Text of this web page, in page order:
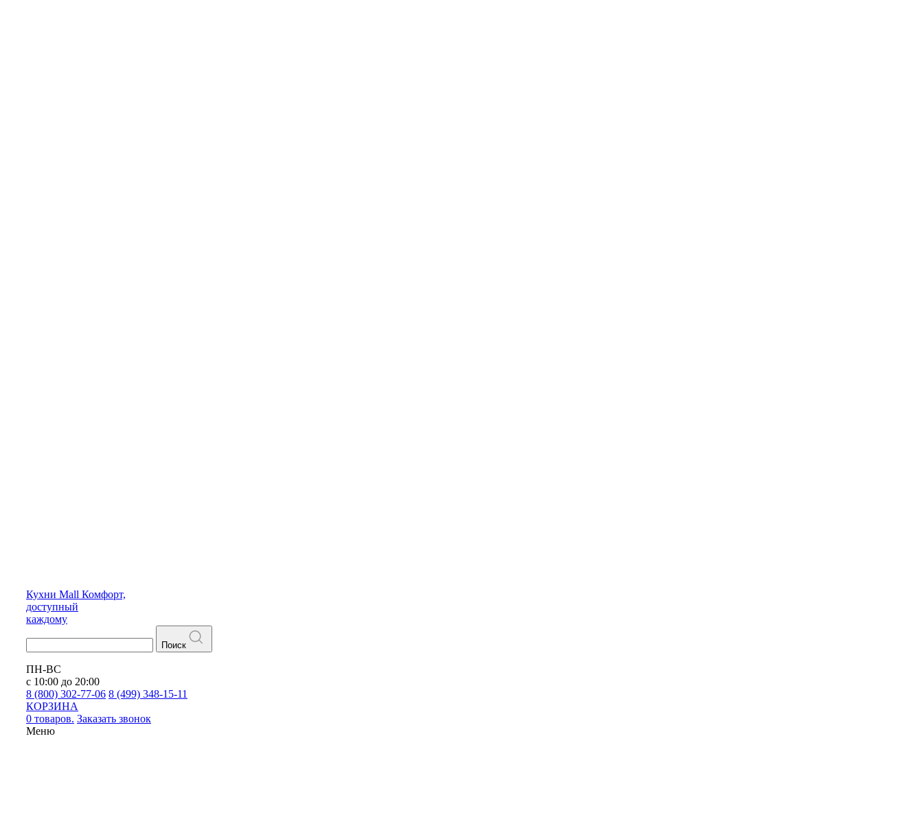
Кухни Mall Комфорт,
доступный
каждому
Поиск
ПН-ВС
с 10:00 до 20:00
8 (800) 302-77-06 8 (499) 348-15-11
КОРЗИНА
0 товаров. Заказать звонок
Меню